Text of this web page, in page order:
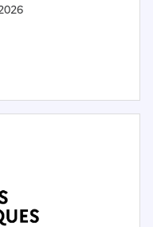
administrative et